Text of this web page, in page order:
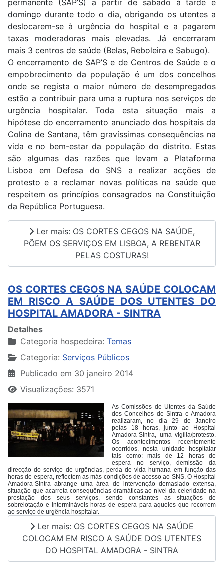
domingo durante todo o dia, obrigando os utentes a
deslocarem-se à urgência do hospital e a pagarem
taxas moderadoras mais elevadas. Já encerraram
mais 3 centros de saúde (Belas, Reboleira e Sabugo).
O encerramento de SAP’S e de Centros de Saúde e o
empobrecimento da população é um dos concelhos
onde se regista o maior número de desempregados
estão a contribuir para uma a ruptura nos serviços de
urgência hospitalar. Toda esta situação mais a
hipótese do encerramento anunciado dos hospitais da
Colina de Santana, têm gravíssimas consequências na
vida e no bem-estar da população do distrito. Estas
são algumas das razões que levam a Plataforma
Lisboa em Defesa do SNS a realizar acções de
protesto e a reclamar novas políticas na saúde que
respeitem os princípios consagrados na Constituição
da República Portuguesa.
Ler mais: OS CORTES CEGOS NA SAÚDE,
PÕEM OS SERVIÇOS EM LISBOA, A REBENTAR
PELAS COSTURAS!
OS CORTES CEGOS NA SAÚDE COLOCAM
EM RISCO A SAÚDE DOS UTENTES DO
HOSPITAL AMADORA - SINTRA
Detalhes
Categoria hospedeira: Temas
Categoria: Serviços Públicos
Publicado em 30 janeiro 2014
Visualizações: 3571
As Comissões de Utentes da Saúde
dos Concelhos de Sintra e Amadora
realizaram, no dia 29 de Janeiro
pelas 18 horas, junto ao Hospital
Amadora-Sintra, uma vigília/protesto.
Os acontecimentos recentemente
ocorridos, nesta unidade hospitalar
tais como: mais de 12 horas de
espera no serviço, demissão da
direcção do serviço de urgências, perda de vida humana em função das
horas de espera, reflectem as más condições de acesso ao SNS. O Hospital
Amadora-Sintra abrange uma área de intervenção demasiado extensa,
situação que acarreta consequências dramáticas ao nível da celeridade na
prestação dos seus serviços, sendo constantes as situações de
sobrelotação e intermináveis horas de espera para aqueles que recorrem
ao serviço de urgência hospitalar.
Ler mais: OS CORTES CEGOS NA SAÚDE
COLOCAM EM RISCO A SAÚDE DOS UTENTES
DO HOSPITAL AMADORA - SINTRA